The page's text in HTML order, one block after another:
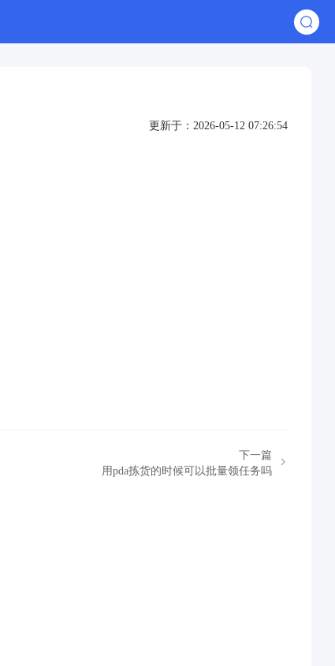
更新于：2026-05-12 07:26:54
下一篇
用pda拣货的时候可以批量领任务吗